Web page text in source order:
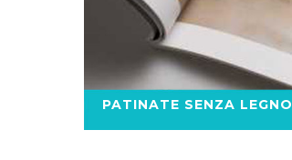
PATINATE SENZA LEGNO